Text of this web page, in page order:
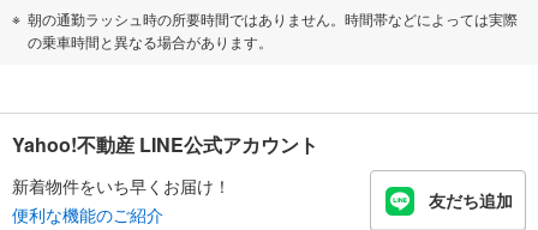
朝の通勤ラッシュ時の所要時間ではありません。時間帯などによっては実際
の乗車時間と異なる場合があります。
Yahoo!不動産 LINE公式アカウント
新着物件をいち早くお届け！
便利な機能のご紹介
友だち追加